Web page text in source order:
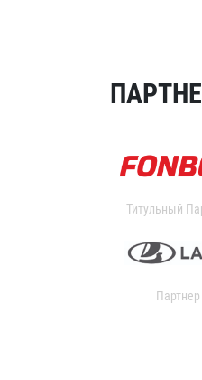
Титульный
Партнер